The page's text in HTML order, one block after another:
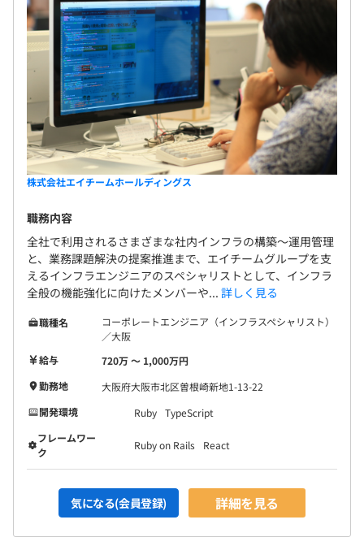
株式会社エイチームホールディングス
職務内容
全社で利用されるさまざまな社内インフラの構築〜運用管理
と、業務課題解決の提案推進まで、エイチームグループを支
えるインフラエンジニアのスペシャリストとして、インフラ
全般の機能強化に向けたメンバーや... 詳しく見る
職種名
コーポレートエンジニア（インフラスペシャリスト）
／大阪
給与
720万 〜 1,000万円
勤務地
大阪府大阪市北区曽根崎新地1-13-22
開発環境
Ruby TypeScript
フレームワー
ク
Ruby on Rails React
気になる(会員登録) 詳細を見る